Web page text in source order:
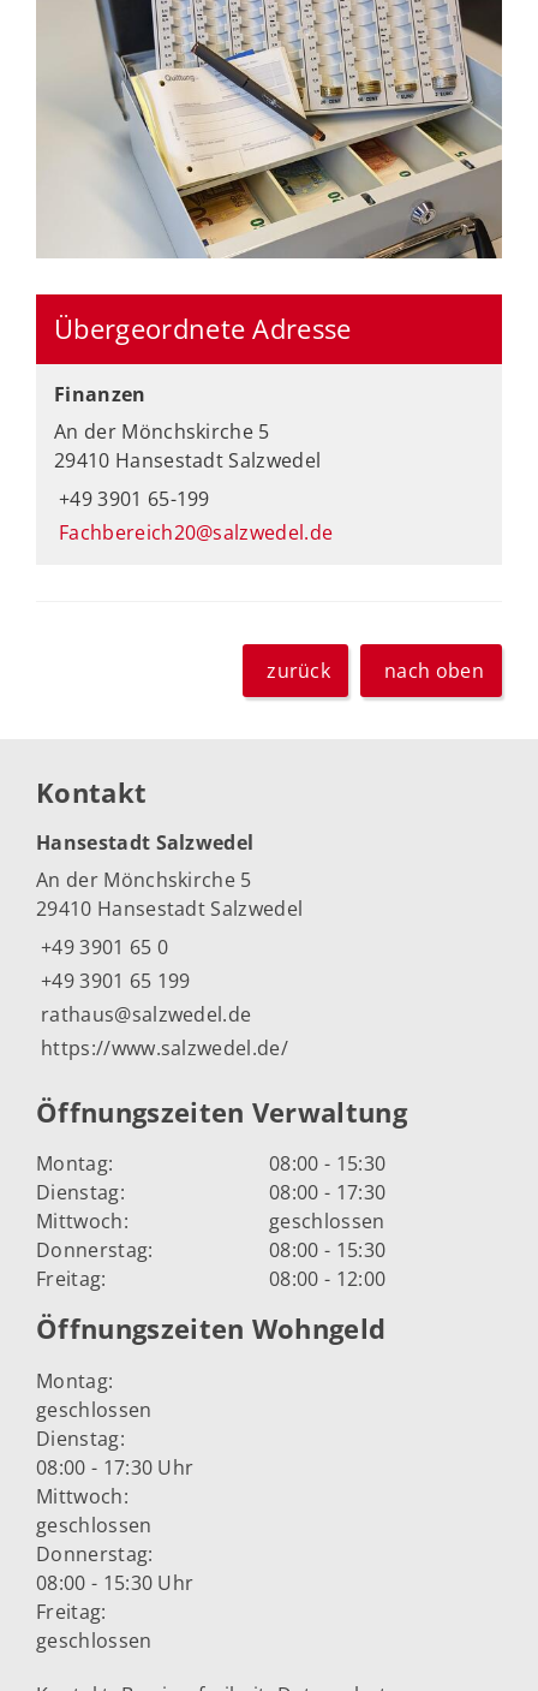
Übergeordnete Adresse
Finanzen
An der Mönchskirche 5
29410 Hansestadt Salzwedel
+49 3901 65-199
Fachbereich20@salzwedel.de
zurück nach oben
Kontakt
Hansestadt Salzwedel
An der Mönchskirche 5
29410 Hansestadt Salzwedel
+49 3901 65 0
+49 3901 65 199
rathaus@salzwedel.de
https://www.salzwedel.de/
Öffnungszeiten Verwaltung
Montag:
08:00 - 15:30
Dienstag:
08:00 - 17:30
Mittwoch:
geschlossen
Donnerstag:
08:00 - 15:30
Freitag:
08:00 - 12:00
Öffnungszeiten Wohngeld
Montag:
geschlossen
Dienstag:
08:00 - 17:30 Uhr
Mittwoch:
geschlossen
Donnerstag:
08:00 - 15:30 Uhr
Freitag:
geschlossen